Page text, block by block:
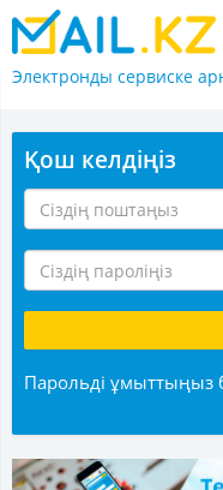
Электронды сервиске
Қош келдіңіз
Парольді ұмыттыңыз